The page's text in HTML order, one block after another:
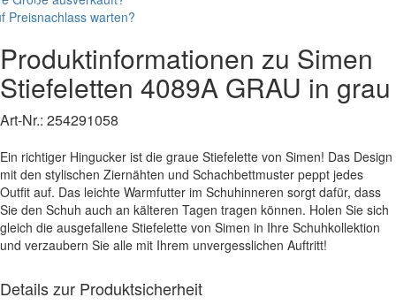
Preisnachlass warten?
Produktinformationen zu Simen
Stiefeletten 4089A GRAU in grau
Art-Nr.: 254291058
Ein richtiger Hingucker ist die graue Stiefelette von Simen! Das Design
mit den stylischen Ziernähten und Schachbettmuster peppt jedes
Outfit auf. Das leichte Warmfutter im Schuhinneren sorgt dafür, dass
Sie den Schuh auch an kälteren Tagen tragen können. Holen Sie sich
gleich die ausgefallene Stiefelette von Simen in Ihre Schuhkollektion
und verzaubern Sie alle mit Ihrem unvergesslichen Auftritt!
Details zur Produktsicherheit